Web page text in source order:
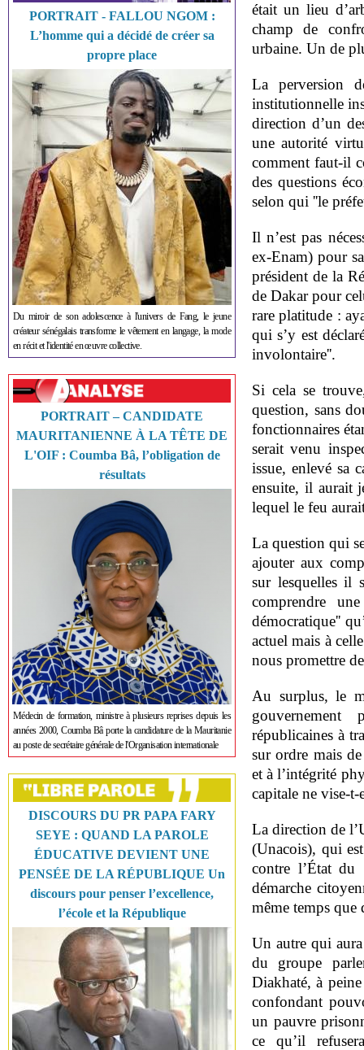
PORTRAIT - FALLOU NGOM :
L’homme qui a décidé de créer sa
propre place
Du miroir de son adolescence à l'univers de Fang, le jeune
créateur sénégalais transforme le vêtement en langage, la mode
en récit et l'identité en œuvre collective.
PORTRAIT – CANDIDATE
MAURITANIENNE À LA TÊTE DE
L'OIF : Coumba Bâ, l’obligation de
résultats
Médecin de formation, ministre à plusieurs reprises depuis les
années 2000, Coumba Bâ porte la candidature de la Mauritanie
au poste de secrétaire générale de l'Organisation internationale
DISCOURS DU PR PAPA FARY
SEYE : QUAND LA PAROLE
ÉDUCATIVE DEVIENT UNE
PENSÉE DE LA RÉPUBLIQUE Un
discours pour penser l’excellence,
l’école et la République
était un lieu
champ de
urbaine. Un de
La perversion
institutionnelle
direction d’un
une autorité
comment faut-il
des questions
selon qui ''le
Il n’est pas
ex-Enam) pour
président de la
de Dakar pour
rare platitude :
qui s’y est
involontaire''.
Si cela se
question, sans
fonctionnaires
serait venu
issue, enlevé sa
ensuite, il aurait
lequel le feu
La question qui
ajouter aux
sur lesquelles il
comprendre
démocratique''
actuel mais à
nous promettre
Au surplus, le
républicaines à
sur ordre mais
et à l’intégrité
capitale ne vise-t-
La direction de
(Unacois), qui
contre l’État du
démarche
même temps que
Un autre qui
du groupe
Diakhaté, à
confondant
un pauvre
ce qu’il